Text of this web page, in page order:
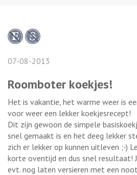
07-08-2013
Roomboter koekjes!
Het is vakantie, het warme weer is
voor weer een lekker koekjesrecept!
Dit zijn gewoon de simpele
snel gemaakt is en het deeg lekker
zich er lekker op kunnen uitleven ;-)
korte oventijd en dus snel resultaat!
evt. nog laten versieren met een